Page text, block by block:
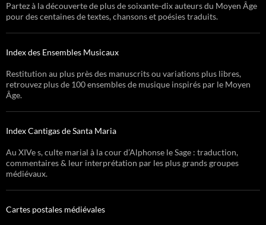
Partez à la découverte de plus de soixante-dix auteurs du Moyen Âge
pour des centaines de textes, chansons et poésies traduits.
Index des Ensembles Musicaux
Restitution au plus près des manuscrits ou variations plus libres,
retrouvez plus de 100 ensembles de musique inspirés par le Moyen
Âge.
Index Cantigas de Santa Maria
Au XIVe s, culte marial à la cour d’Alphonse le Sage : traduction,
commentaires & leur interprétation par les plus grands groupes
médiévaux.
Cartes postales médiévales